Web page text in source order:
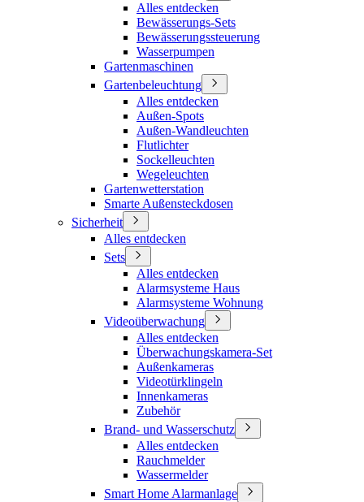
Alles entdecken
Bewässerungs-Sets
Bewässerungssteuerung
Wasserpumpen
Gartenmaschinen
Gartenbeleuchtung
Alles entdecken
Außen-Spots
Außen-Wandleuchten
Flutlichter
Sockelleuchten
Wegeleuchten
Gartenwetterstation
Smarte Außensteckdosen
Sicherheit
Alles entdecken
Sets
Alles entdecken
Alarmsysteme Haus
Alarmsysteme Wohnung
Videoüberwachung
Alles entdecken
Überwachungskamera-Set
Außenkameras
Videotürklingeln
Innenkameras
Zubehör
Brand- und Wasserschutz
Alles entdecken
Rauchmelder
Wassermelder
Smart Home Alarmanlage